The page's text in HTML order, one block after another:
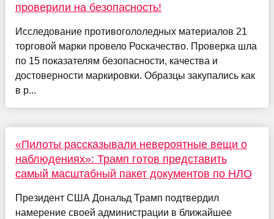
проверили на безопасность!
Исследование противогололедных материалов 21
торговой марки провело Роскачество. Проверка шла
по 15 показателям безопасности, качества и
достоверности маркировки. Образцы закупались как
в р...
«Пилоты рассказывали невероятные вещи о
наблюдениях»: Трамп готов представить
самый масштабный пакет документов по НЛО
Президент США Дональд Трамп подтвердил
намерение своей администрации в ближайшее